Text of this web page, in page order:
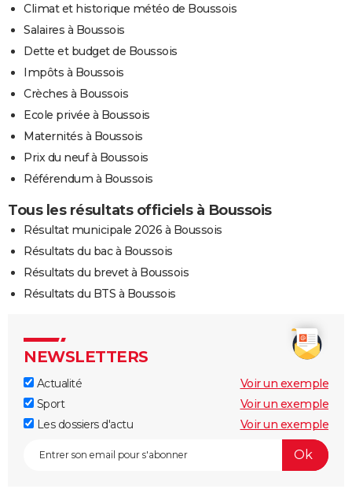
Climat et historique météo de Boussois
Salaires à Boussois
Dette et budget de Boussois
Impôts à Boussois
Crèches à Boussois
Ecole privée à Boussois
Maternités à Boussois
Prix du neuf à Boussois
Référendum à Boussois
Tous les résultats officiels à Boussois
Résultat municipale 2026 à Boussois
Résultats du bac à Boussois
Résultats du brevet à Boussois
Résultats du BTS à Boussois
NEWSLETTERS
Actualité
Voir un exemple
Sport
Voir un exemple
Les dossiers d'actu
Voir un exemple